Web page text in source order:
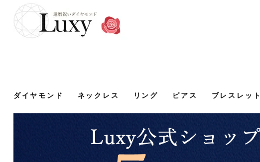
ダイヤモンド ネックレス リング ピアス ブレスレット